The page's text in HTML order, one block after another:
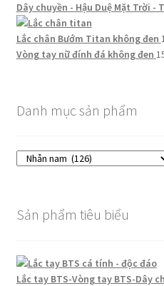
Dây chuyền - Hậu Duệ Mặt Trời -
Lắc chân Bướm Titan không đen
Vòng tay nữ đính đá không đen
Danh mục sản phẩm
Sản phẩm tiêu biểu
Lắc tay BTS-Vòng tay BTS-Dây